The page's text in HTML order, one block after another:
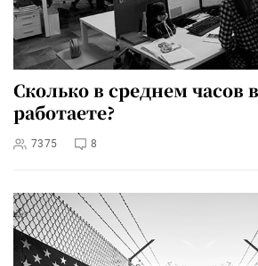
Сколько в среднем часов
работаете?
7375 8